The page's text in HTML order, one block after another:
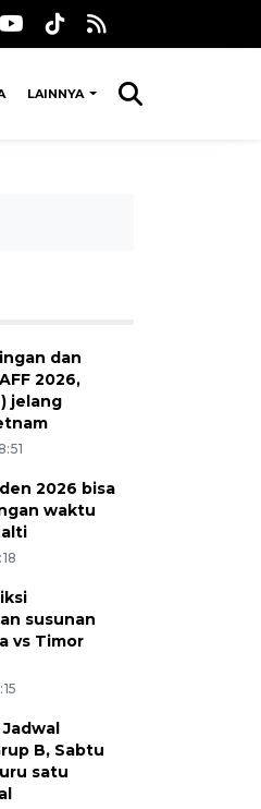
LAINNYA
dan
2026,
jelang
2026 bisa
waktu
susunan
vs Timor
B, Sabtu
satu